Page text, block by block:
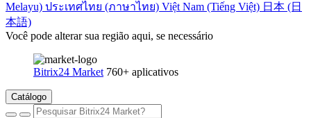
Melayu) ประเทศไทย (ภาษาไทย) Việt Nam (Tiếng Việt) 日本 (日
本語)
Você pode alterar sua região aqui, se necessário
Bitrix24 Market 760+ aplicativos
Catálogo